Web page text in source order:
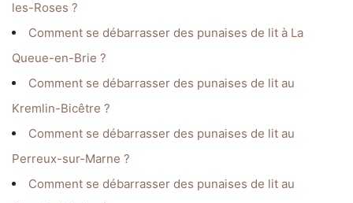
les-Roses ?
Comment se débarrasser des punaises de lit à La
Queue-en-Brie ?
Comment se débarrasser des punaises de lit au
Kremlin-Bicêtre ?
Comment se débarrasser des punaises de lit au
Perreux-sur-Marne ?
Comment se débarrasser des punaises de lit au